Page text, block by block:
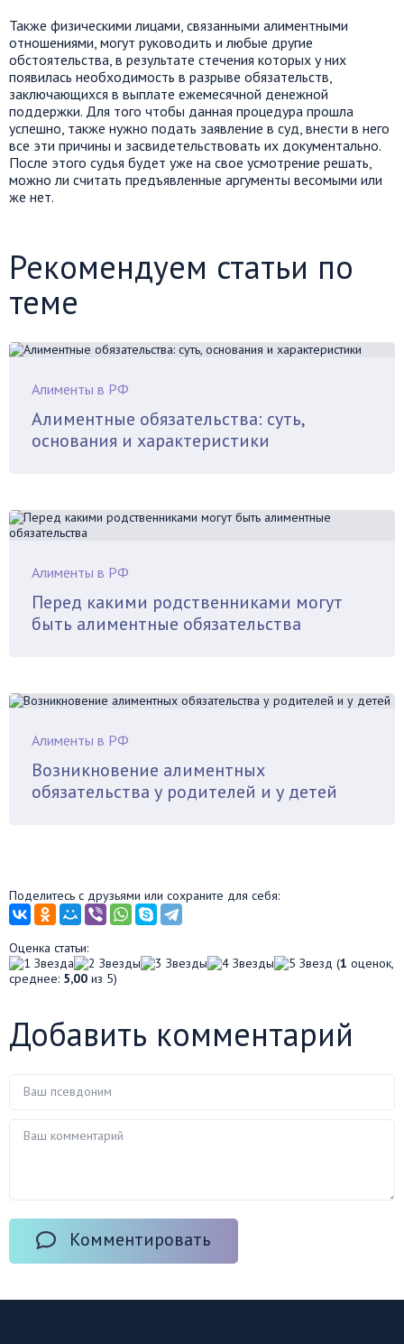
Также физическими лицами, связанными алиментными
отношениями, могут руководить и любые другие
обстоятельства, в результате стечения которых у них
появилась необходимость в разрыве обязательств,
заключающихся в выплате ежемесячной денежной
поддержки. Для того чтобы данная процедура прошла
успешно, также нужно подать заявление в суд, внести в него
все эти причины и засвидетельствовать их документально.
После этого судья будет уже на свое усмотрение решать,
можно ли считать предъявленные аргументы весомыми или
же нет.
Рекомендуем статьи по
теме
Алименты в РФ
Алиментные обязательства: суть,
основания и характеристики
Алименты в РФ
Перед какими родственниками могут
быть алиментные обязательства
Алименты в РФ
Возникновение алиментных
обязательства у родителей и у детей
Поделитесь с друзьями или сохраните для себя:
Оценка статьи:
(1 оценок,
среднее: 5,00 из 5)
Добавить комментарий
Комментировать